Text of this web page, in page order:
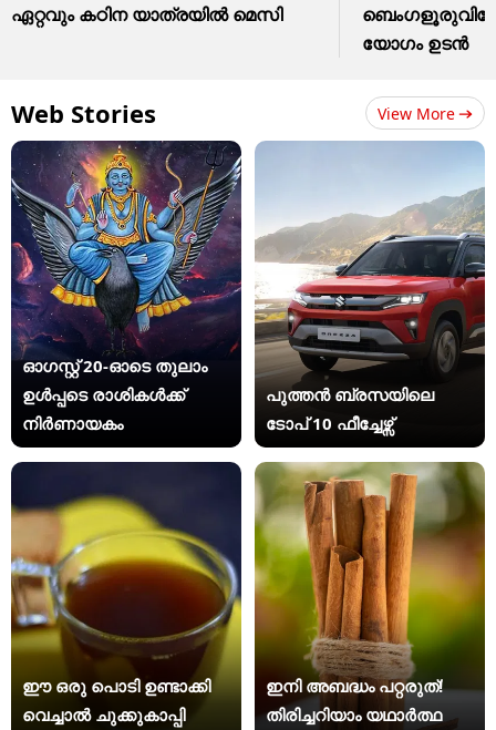
ഏറ്റവും കഠിന യാത്രയിൽ മെസി
യോഗം ഉടന്‍
Web Stories View More
ഓഗസ്റ്റ് 20-ഓടെ തുലാം
ഉൾപ്പടെ രാശികൾക്ക്
നിർണായകം
പുത്തൻ ബ്രസയിലെ
ടോപ് 10 ഫീച്ചേഴ്സ്
ഈ ഒരു പൊടി ഉണ്ടാക്കി
വെച്ചാൽ ചുക്കുകാപ്പി
ഇനി അബദ്ധം പറ്റരുത്!
തിരിച്ചറിയാം യഥാര്‍ത്ഥ